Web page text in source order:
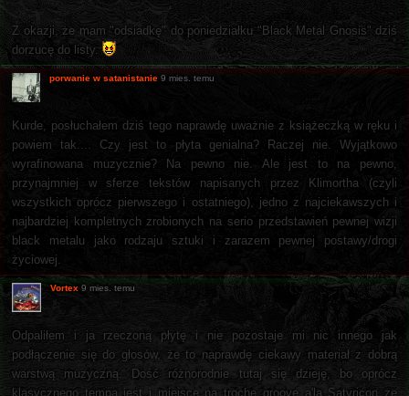
Z okazji, że mam "odsiadkę" do poniedziałku "Black Metal Gnosis" dziś
dorzucę do listy.
porwanie w satanistanie 9 mies. temu
Kurde, posłuchałem dziś tego naprawdę uważnie z książeczką w ręku i
powiem tak.... Czy jest to płyta genialna? Raczej nie. Wyjątkowo
wyrafinowana muzycznie? Na pewno nie. Ale jest to na pewno,
przynajmniej w sferze tekstów napisanych przez Klimortha (czyli
wszystkich oprócz pierwszego i ostatniego), jedno z najciekawszych i
najbardziej kompletnych zrobionych na serio przedstawień pewnej wizji
black metalu jako rodzaju sztuki i zarazem pewnej postawy/drogi
życiowej.
Vortex 9 mies. temu
Odpaliłem i ja rzeczoną płytę i nie pozostaje mi nic innego jak
podłączenie się do głosów, że to naprawdę ciekawy materiał z dobrą
warstwą muzyczną. Dość różnorodnie tutaj się dzieję, bo oprócz
klasycznego tempa jest i miejsce na trochę groove a'la Satyricon ze